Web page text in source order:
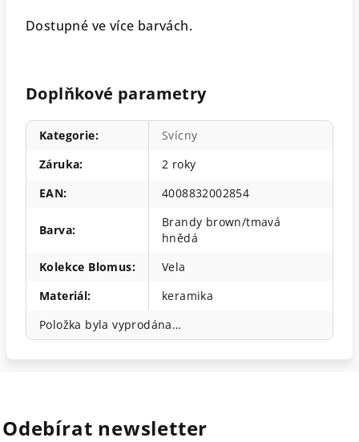
Dostupné ve více barvách.
Doplňkové parametry
Kategorie:
Svícny
Záruka:
2 roky
EAN: 4008832002854
Barva:
Brandy brown/tmavá
hnědá
Kolekce Blomus:
Vela
Materiál:
keramika
Položka byla vyprodána…
Odebírat newsletter